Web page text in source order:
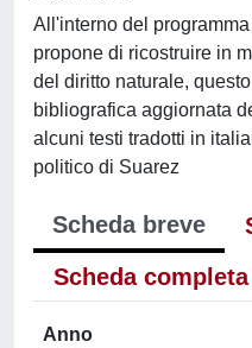
All'interno del
propone di ricostruire in
del diritto naturale,
bibliografica aggiornata
alcuni testi tradotti in
politico di Suarez
Scheda breve
Scheda completa
Anno